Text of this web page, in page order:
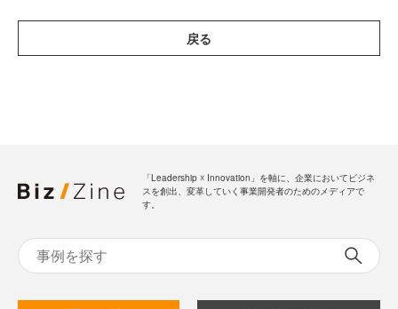
戻る
「Leadership ☓ Innovation」を軸に、企業においてビジネ
スを創出、変革していく事業開発者のためのメディアで
す。